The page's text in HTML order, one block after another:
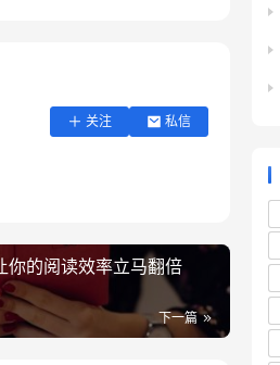
们从某个模块导入变量
模块的文件夹，往往由
关注 私信
你的阅读效率立马翻倍
下一篇